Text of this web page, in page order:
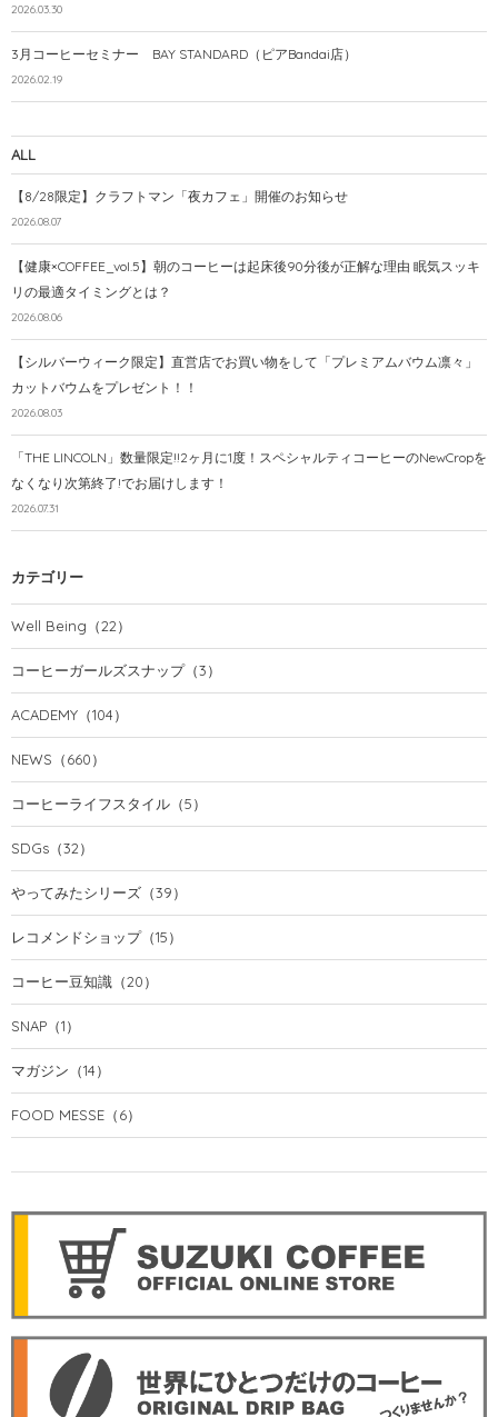
2026.03.30
3月コーヒーセミナー BAY STANDARD（ピアBandai店）
2026.02.19
ALL
【8/28限定】クラフトマン「夜カフェ」開催のお知らせ
2026.08.07
【健康×COFFEE_vol.5】朝のコーヒーは起床後90分後が正解な理由 眠気スッキ
リの最適タイミングとは？
2026.08.06
【シルバーウィーク限定】直営店でお買い物をして「プレミアムバウム凛々」
カットバウムをプレゼント！！
2026.08.03
「THE LINCOLN」数量限定!!2ヶ月に1度！スペシャルティコーヒーのNewCropを
なくなり次第終了!でお届けします！
2026.07.31
カテゴリー
Well Being （22）
コーヒーガールズスナップ（3）
ACADEMY （104）
NEWS （660）
コーヒーライフスタイル （5）
SDGs （32）
やってみたシリーズ （39）
レコメンドショップ（15）
コーヒー豆知識 （20）
SNAP （1）
マガジン （14）
FOOD MESSE （6）